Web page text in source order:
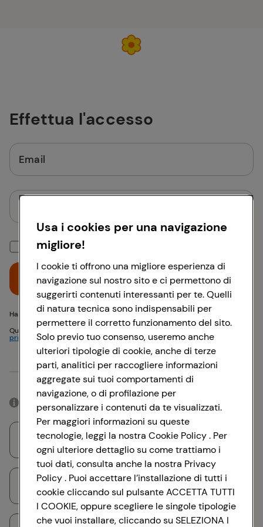
Effettua l'accesso
Email
Mantieni la sessione attiva
Hai problemi di accesso? {{recover-pwd}} o {{recover-email}}
Questo sito è protetto da reCAPTCHA e si applicano
privacy eTermini di servizioGoogle
Accedi
Oppure
Accedendo con il tuo account social, rimarrai connesso per 12 ore.
Accedi con Google
Usa i cookies per una navigazione
migliore!
I cookie ti offrono una migliore esperienza di
navigazione sul nostro sito e ci permettono di
suggerirti contenuti interessanti per te. Quelli
di natura tecnica sono indispensabili per
permettere il corretto funzionamento del sito.
Solo previo tuo consenso, useremo anche
ulteriori tipologie di cookie, anche di terze
parti, analitici per raccogliere informazioni
aggregate sui tuoi comportamenti di
navigazione, o di profilazione per
personalizzare i contenuti da te visualizzati.
Per maggiori informazioni su queste
tecnologie, leggi la nostra Cookie Policy . Per
ogni ulteriore dettaglio su come trattiamo i
tuoi dati, consulta anche la nostra Privacy
Policy . Puoi accettare l’installazione di tutti i
cookie cliccando sul pulsante ACCETTA TUTTI
I COOKIE, oppure scegliere le singole tipologie
che vuoi installare, cliccando su SELEZIONA I